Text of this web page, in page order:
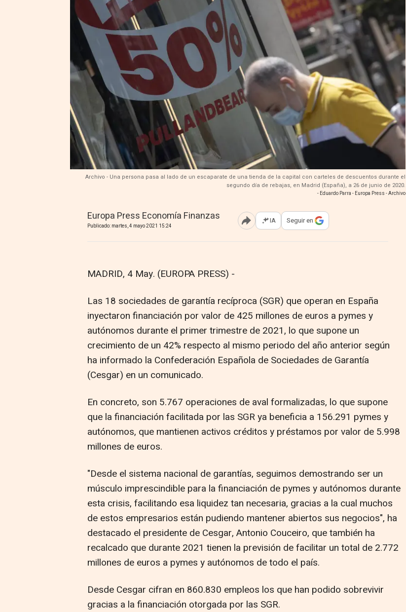
Archivo - Una persona pasa al lado de un escaparate de una tienda de la capital con carteles de descuentos durante el
segundo día de rebajas, en Madrid (España), a 26 de junio de 2020.
- Eduardo Parra - Europa Press - Archivo
Europa Press Economía Finanzas
Publicado: martes, 4 mayo 2021 15:24 Abrir opciones para compartir
IA Seguir en
MADRID, 4 May. (EUROPA PRESS) -
Las 18 sociedades de garantía recíproca (SGR) que operan en España
inyectaron financiación por valor de 425 millones de euros a pymes y
autónomos durante el primer trimestre de 2021, lo que supone un
crecimiento de un 42% respecto al mismo periodo del año anterior según
ha informado la Confederación Española de Sociedades de Garantía
(Cesgar) en un comunicado.
En concreto, son 5.767 operaciones de aval formalizadas, lo que supone
que la financiación facilitada por las SGR ya beneficia a 156.291 pymes y
autónomos, que mantienen activos créditos y préstamos por valor de 5.998
millones de euros.
"Desde el sistema nacional de garantías, seguimos demostrando ser un
músculo imprescindible para la financiación de pymes y autónomos durante
esta crisis, facilitando esa liquidez tan necesaria, gracias a la cual muchos
de estos empresarios están pudiendo mantener abiertos sus negocios", ha
destacado el presidente de Cesgar, Antonio Couceiro, que también ha
recalcado que durante 2021 tienen la previsión de facilitar un total de 2.772
millones de euros a pymes y autónomos de todo el país.
Desde Cesgar cifran en 860.830 empleos los que han podido sobrevivir
gracias a la financiación otorgada por las SGR.